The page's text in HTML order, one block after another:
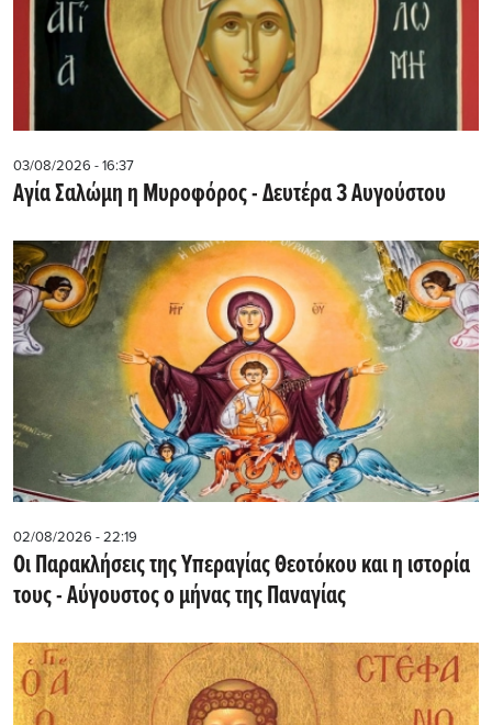
03/08/2026 - 16:37
Αγία Σαλώμη η Μυροφόρος - Δευτέρα 3 Αυγούστου
02/08/2026 - 22:19
Οι Παρακλήσεις της Υπεραγίας Θεοτόκου και η ιστορία
τους - Aύγουστος ο μήνας της Παναγίας